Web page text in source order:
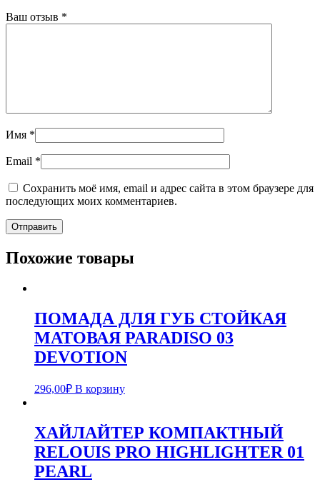
Ваш отзыв *
Имя *
Email *
Сохранить моё имя, email и адрес сайта в этом браузере для
последующих моих комментариев.
Похожие товары
ПОМАДА ДЛЯ ГУБ СТОЙКАЯ
МАТОВАЯ PARADISO 03
DEVOTION
296,00₽ В корзину
ХАЙЛАЙТЕР КОМПАКТНЫЙ
RELOUIS PRO HIGHLIGHTER 01
PEARL